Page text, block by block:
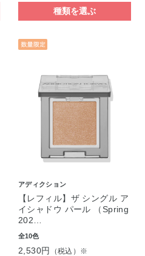
種類を選ぶ
アディクション
【レフィル】ザ シングル ア
イシャドウ パール （Spring
202…
全10色
2,530円 （税込）※